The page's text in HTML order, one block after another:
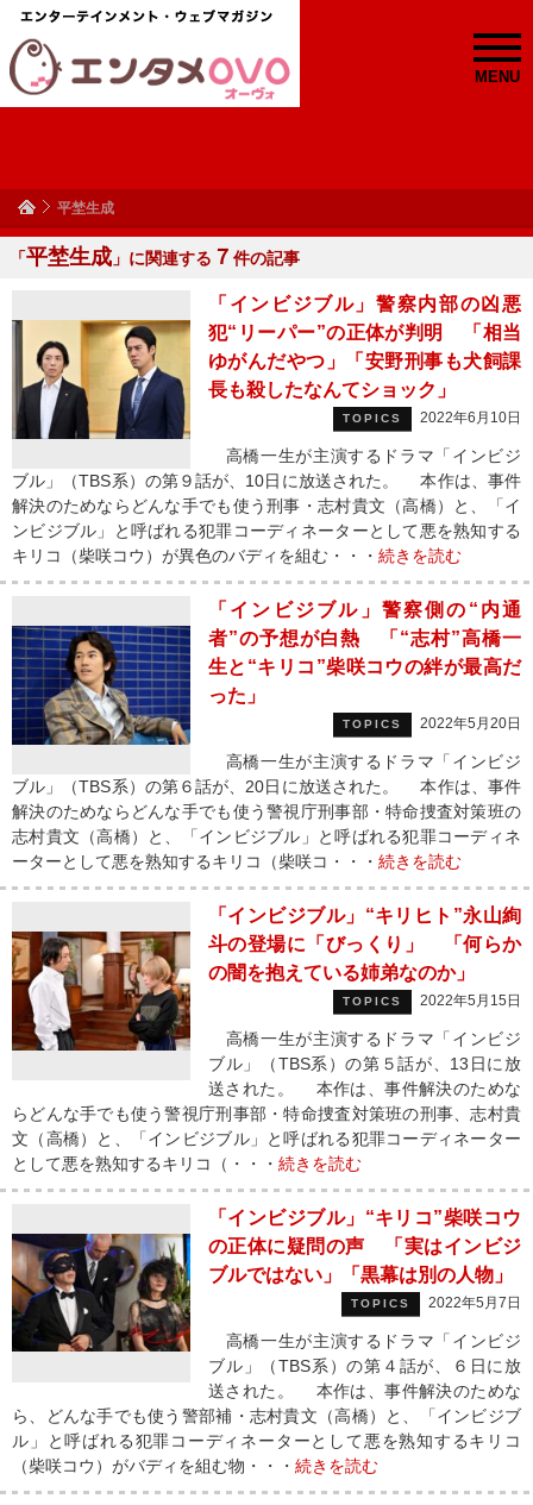
MENU
平埜生成
「平埜生成 」に関連する ７ 件の記事
「インビジブル」警察内部の凶悪
犯“リーパー”の正体が判明 「相当
ゆがんだやつ」「安野刑事も犬飼課
長も殺したなんてショック」
TOPICS 2022年6月10日
高橋一生が主演するドラマ「インビジ
ブル」（TBS系）の第９話が、10日に放送された。 本作は、事件
解決のためならどんな手でも使う刑事・志村貴文（高橋）と、「イ
ンビジブル」と呼ばれる犯罪コーディネーターとして悪を熟知する
キリコ（柴咲コウ）が異色のバディを組む・・・ 続きを読む
「インビジブル」警察側の“内通
者”の予想が白熱 「“志村”高橋一
生と“キリコ”柴咲コウの絆が最高だ
った」
TOPICS 2022年5月20日
高橋一生が主演するドラマ「インビジ
ブル」（TBS系）の第６話が、20日に放送された。 本作は、事件
解決のためならどんな手でも使う警視庁刑事部・特命捜査対策班の
志村貴文（高橋）と、「インビジブル」と呼ばれる犯罪コーディネ
ーターとして悪を熟知するキリコ（柴咲コ・・・ 続きを読む
「インビジブル」“キリヒト”永山絢
斗の登場に「びっくり」 「何らか
の闇を抱えている姉弟なのか」
TOPICS 2022年5月15日
高橋一生が主演するドラマ「インビジ
ブル」（TBS系）の第５話が、13日に放
送された。 本作は、事件解決のためな
らどんな手でも使う警視庁刑事部・特命捜査対策班の刑事、志村貴
文（高橋）と、「インビジブル」と呼ばれる犯罪コーディネーター
として悪を熟知するキリコ（・・・ 続きを読む
「インビジブル」“キリコ”柴咲コウ
の正体に疑問の声 「実はインビジ
ブルではない」「黒幕は別の人物」
TOPICS 2022年5月7日
高橋一生が主演するドラマ「インビジ
ブル」（TBS系）の第４話が、６日に放
送された。 本作は、事件解決のためな
ら、どんな手でも使う警部補・志村貴文（高橋）と、「インビジブ
ル」と呼ばれる犯罪コーディネーターとして悪を熟知するキリコ
（柴咲コウ）がバディを組む物・・・ 続きを読む